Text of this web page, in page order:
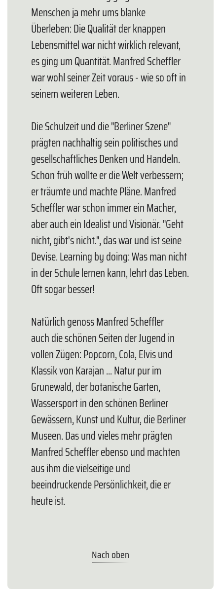
Menschen ja mehr ums blanke
Überleben: Die Qualität der knappen
Lebensmittel war nicht wirklich relevant,
es ging um Quantität. Manfred Scheffler
war wohl seiner Zeit voraus - wie so oft in
seinem weiteren Leben.
Die Schulzeit und die "Berliner Szene"
prägten nachhaltig sein politisches und
gesellschaftliches Denken und Handeln.
Schon früh wollte er die Welt verbessern;
er träumte und machte Pläne. Manfred
Scheffler war schon immer ein Macher,
aber auch ein Idealist und Visionär. "Geht
nicht, gibt's nicht.", das war und ist seine
Devise. Learning by doing: Was man nicht
in der Schule lernen kann, lehrt das Leben.
Oft sogar besser!
Natürlich genoss Manfred Scheffler
auch die schönen Seiten der Jugend in
vollen Zügen: Popcorn, Cola, Elvis und
Klassik von Karajan ... Natur pur im
Grunewald, der botanische Garten,
Wassersport in den schönen Berliner
Gewässern, Kunst und Kultur, die Berliner
Museen. Das und vieles mehr prägten
Manfred Scheffler ebenso und machten
aus ihm die vielseitige und
beeindruckende Persönlichkeit, die er
heute ist.
Nach oben